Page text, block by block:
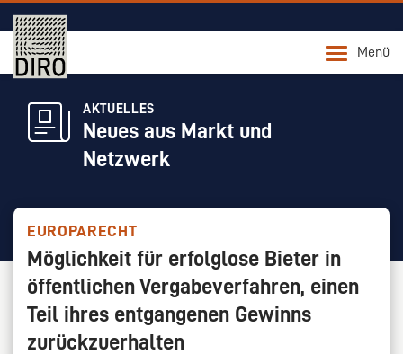
Menü
AKTUELLES
Neues aus Markt und
Netzwerk
EUROPARECHT
Möglichkeit für erfolglose Bieter in
öffentlichen Vergabeverfahren, einen
Teil ihres entgangenen Gewinns
zurückzuerhalten